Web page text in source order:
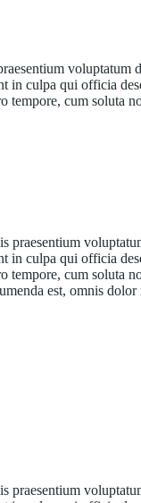
voluptatum
in culpa qui officia
cum soluta
in culpa qui officia
cum soluta
est, omnis